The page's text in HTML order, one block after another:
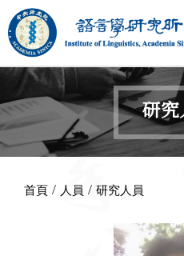
跳到主要內容區塊
:::
研
首頁 / 人員 / 研究人員